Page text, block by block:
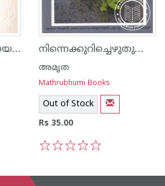
പ്രണയമെന്നോ ഇരയെന്നോ പേരിടാവുന്ന നിന്നെക്കുറിച്ചെഴുതുമ്പോള്‍
അമൃത
Mathrubhumi Books
Out of Stock
Rs 35.00